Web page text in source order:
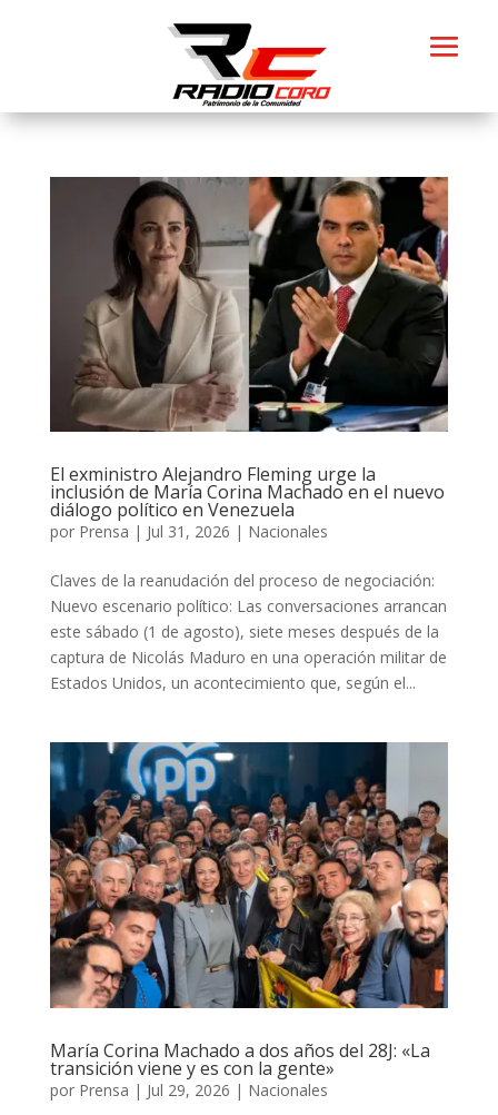
El exministro Alejandro Fleming urge la
inclusión de María Corina Machado en el nuevo
diálogo político en Venezuela
por Prensa | Jul 31, 2026 | Nacionales
Claves de la reanudación del proceso de negociación:
Nuevo escenario político: Las conversaciones arrancan
este sábado (1 de agosto), siete meses después de la
captura de Nicolás Maduro en una operación militar de
Estados Unidos, un acontecimiento que, según el...
María Corina Machado a dos años del 28J: «La
transición viene y es con la gente»
por Prensa | Jul 29, 2026 | Nacionales